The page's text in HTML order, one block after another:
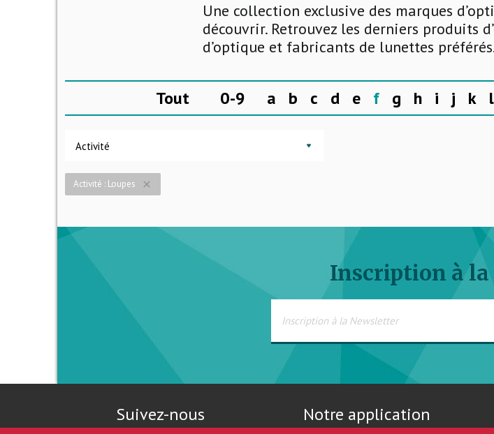
Une collection exclusive des marques
découvrir. Retrouvez les derniers produits
d’optique et fabricants de lunettes
Tout 0-9 a b c d e f g h i j k l
Activité
Activité : Loupes close
Inscription à
Suivez-nous Notre application